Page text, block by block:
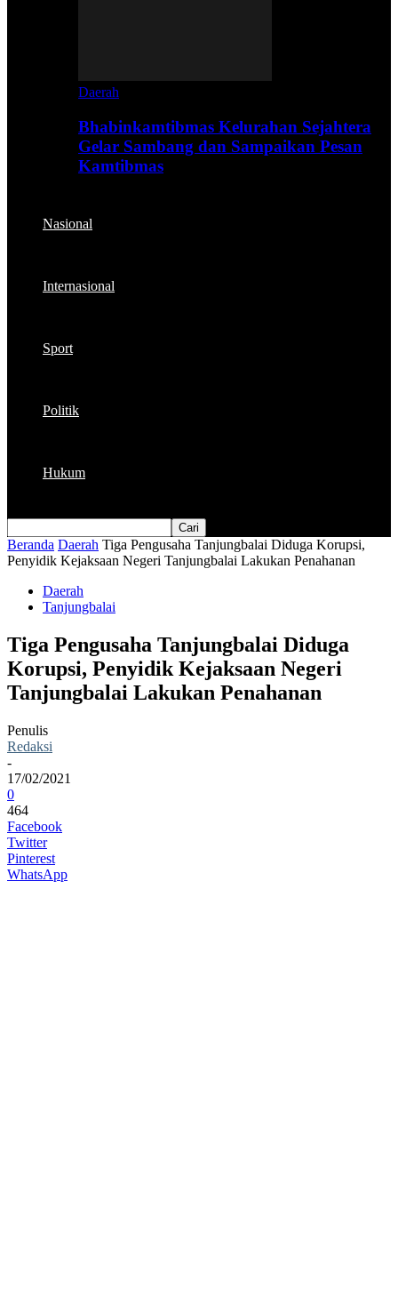
Daerah
Bhabinkamtibmas Kelurahan Sejahtera
Gelar Sambang dan Sampaikan Pesan
Kamtibmas
Nasional
Internasional
Sport
Politik
Hukum
Beranda Daerah Tiga Pengusaha Tanjungbalai Diduga Korupsi,
Penyidik Kejaksaan Negeri Tanjungbalai Lakukan Penahanan
Daerah
Tanjungbalai
Tiga Pengusaha Tanjungbalai Diduga
Korupsi, Penyidik Kejaksaan Negeri
Tanjungbalai Lakukan Penahanan
Penulis
Redaksi
-
17/02/2021
0
464
Facebook
Twitter
Pinterest
WhatsApp